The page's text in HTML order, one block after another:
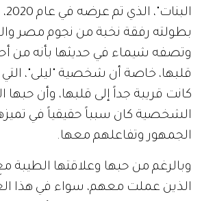
بطولته رفقة نخبة من نجوم مصر
وتصفه شيماء في حديثها بأنه من
قلبها، خاصة أن شخصية "ليلى"،
كانت قريبة جداً إلى قلبها، وأن حبها
الشخصية كان سبباً حقيقياً في
الجمهور وتفاعلهم معها.
وبالرغم من حبها وعلاقتها الطيبة
الذين عملت معهم، سواء في هذا